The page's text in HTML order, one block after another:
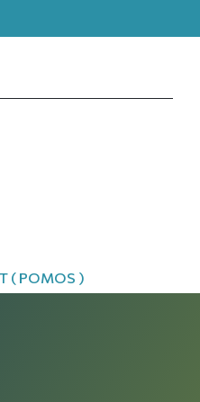
( POMOS )